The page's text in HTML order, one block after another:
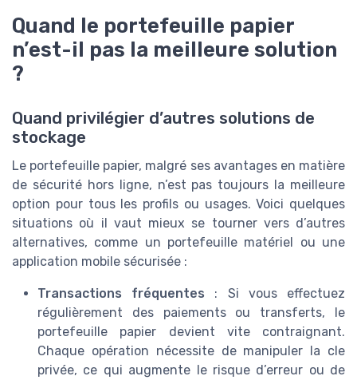
Quand le portefeuille papier
n’est-il pas la meilleure solution
?
Quand privilégier d’autres solutions de
stockage
Le portefeuille papier, malgré ses avantages en matière
de sécurité hors ligne, n’est pas toujours la meilleure
option pour tous les profils ou usages. Voici quelques
situations où il vaut mieux se tourner vers d’autres
alternatives, comme un portefeuille matériel ou une
application mobile sécurisée :
Transactions fréquentes : Si vous effectuez
régulièrement des paiements ou transferts, le
portefeuille papier devient vite contraignant.
Chaque opération nécessite de manipuler la cle
privée, ce qui augmente le risque d’erreur ou de